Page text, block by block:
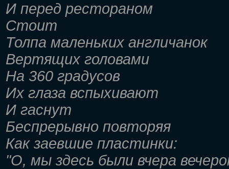
И перед рестораном
Стоит
Толпа маленьких англичанок
Вертящих головами
На 360 градусов
Их глаза вспыхивают
И гаснут
Беспрерывно повторяя
Как заевшие пластинки:
"О, мы здесь были вчера